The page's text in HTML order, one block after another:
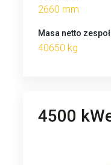
2660 mm
Masa netto
40650 kg
4500